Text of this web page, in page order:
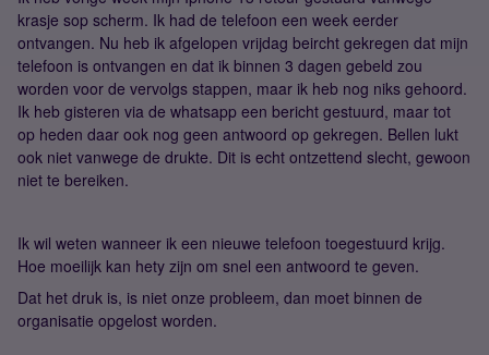
krasje sop scherm. Ik had de telefoon een week eerder
ontvangen. Nu heb ik afgelopen vrijdag beircht gekregen dat mijn
telefoon is ontvangen en dat ik binnen 3 dagen gebeld zou
worden voor de vervolgs stappen, maar ik heb nog niks gehoord.
Ik heb gisteren via de whatsapp een bericht gestuurd, maar tot
op heden daar ook nog geen antwoord op gekregen. Bellen lukt
ook niet vanwege de drukte. Dit is echt ontzettend slecht, gewoon
niet te bereiken.
Ik wil weten wanneer ik een nieuwe telefoon toegestuurd krijg.
Hoe moeilijk kan hety zijn om snel een antwoord te geven.
Dat het druk is, is niet onze probleem, dan moet binnen de
organisatie opgelost worden.